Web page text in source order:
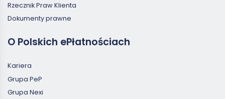
Rzecznik Praw Klienta
Dokumenty prawne
O Polskich ePłatnościach
Kariera
Grupa PeP
Grupa Nexi